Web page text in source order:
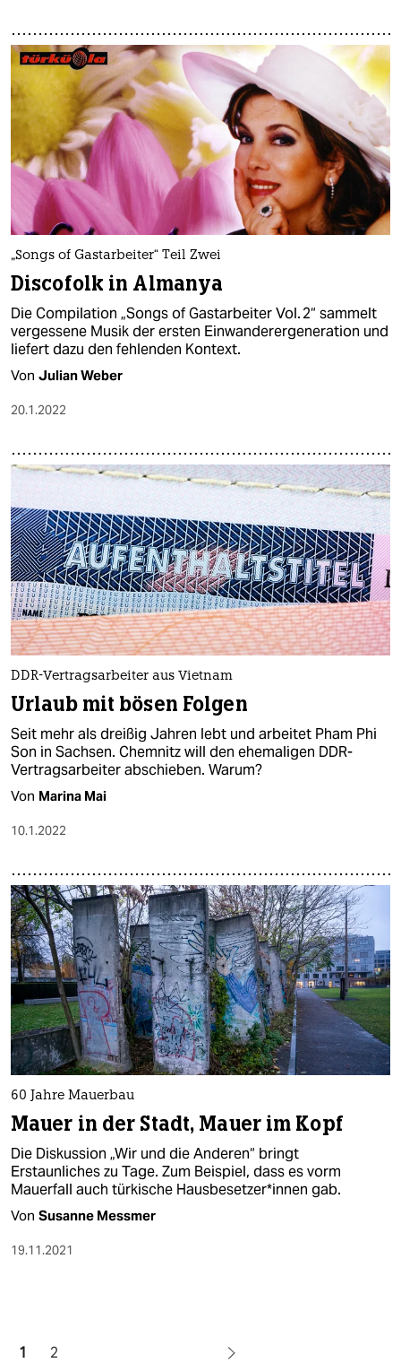
„Songs of Gastarbeiter“ Teil Zwei
Discofolk in Almanya
Die Compilation „Songs of Gastarbeiter Vol. 2“ sammelt
vergessene Musik der ersten Einwanderergeneration und
liefert dazu den fehlenden Kontext.
Von Julian Weber
20.1.2022
DDR-Vertragsarbeiter aus Vietnam
Urlaub mit bösen Folgen
Seit mehr als dreißig Jahren lebt und arbeitet Pham Phi
Son in Sachsen. Chemnitz will den ehemaligen DDR-
Vertragsarbeiter abschieben. Warum?
Von Marina Mai
10.1.2022
60 Jahre Mauerbau
Mauer in der Stadt, Mauer im Kopf
Die Diskussion „Wir und die Anderen“ bringt
Erstaunliches zu Tage. Zum Beispiel, dass es vorm
Mauerfall auch türkische Haus­besetze­r*in­nen gab.
Von Susanne Messmer
19.11.2021
1 2